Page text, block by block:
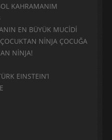
KAHRAMANIM
EN BÜYÜK MUCİDİ
NİNJA ÇOCUĞA
NİNJA!
EINSTEIN’I